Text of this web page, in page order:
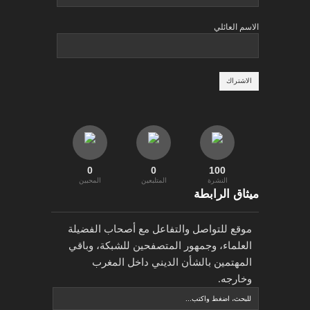
الاسم العائلي
0
المحبين
0
المتلبعين
100
النشرة
ميثاق الرابطة
موقع للتواصل والتفاعل مع أصحاب الفضيلة
العلماء، وجمهور المتصفحين للشبكة، وباقي
المهتمين بالشأن الديني داخل المغرب
وخارجه.